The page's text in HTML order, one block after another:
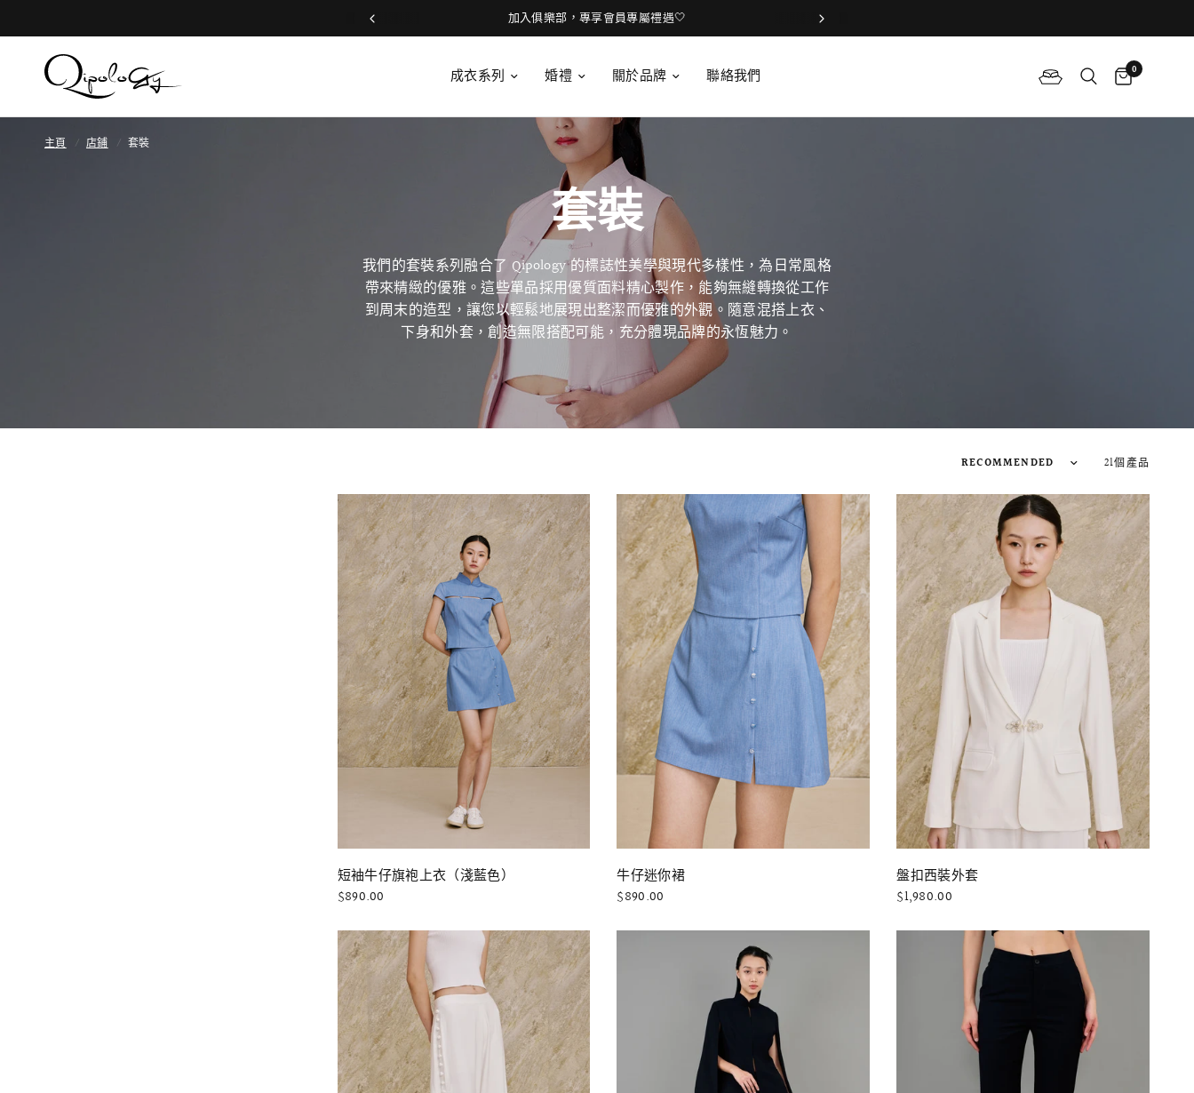
立即預約試身，定製新娘旗袍！
成衣系列 婚禮 關於品牌 聯絡我們 0
主頁 / 店鋪 / 套裝
套裝
我們的套裝系列融合了 Qipology 的標誌性美學與現代多樣性，為日常風格
帶來精緻的優雅。這些單品採用優質面料精心製作，能夠無縫轉換從工作
到周末的造型， 讓您以輕鬆地展現出整潔而優雅的外觀。 隨意混搭上衣、
下身和外套，創造無限搭配可能，充分體現品牌的永恆魅力。
21個產品
快速瀏覽
短袖牛仔旗袍上衣（淺藍色）
$890.00
牛仔迷你裙
$890.00
盤扣西裝外套
$1,980.00